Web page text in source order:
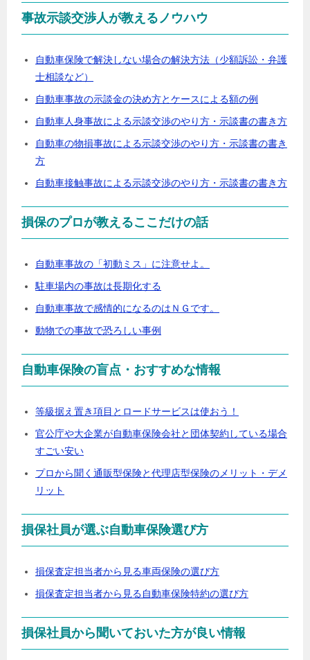
事故示談交渉人が教えるノウハウ
自動車保険で解決しない場合の解決方法（少額訴訟・弁護
士相談など）
自動車事故の示談金の決め方とケースによる額の例
自動車人身事故による示談交渉のやり方・示談書の書き方
自動車の物損事故による示談交渉のやり方・示談書の書き
方
自動車接触事故による示談交渉のやり方・示談書の書き方
損保のプロが教えるここだけの話
自動車事故の「初動ミス」に注意せよ。
駐車場内の事故は長期化する
自動車事故で感情的になるのはＮＧです。
動物での事故で恐ろしい事例
自動車保険の盲点・おすすめな情報
等級据え置き項目とロードサービスは使おう！
官公庁や大企業が自動車保険会社と団体契約している場合
すごい安い
プロから聞く通販型保険と代理店型保険のメリット・デメ
リット
損保社員が選ぶ自動車保険選び方
損保査定担当者から見る車両保険の選び方
損保査定担当者から見る自動車保険特約の選び方
損保社員から聞いておいた方が良い情報